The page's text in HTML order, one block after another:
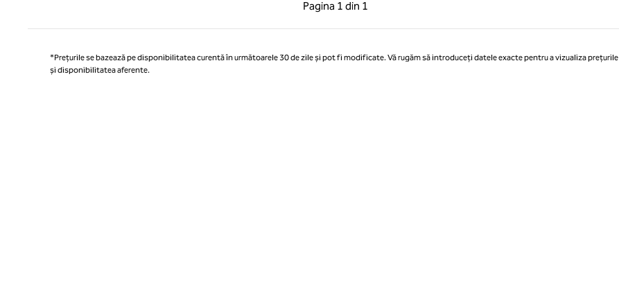
Pagina 1 din 1
Pagina 1 din 1
*Prețurile se bazează pe disponibilitatea curentă în următoarele 30 de zile și pot fi modificate. Vă rugăm să introduceți datele exacte pentru a vizualiza prețurile
și disponibilitatea aferente.